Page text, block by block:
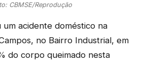
CBMSE/Reprodução
acidente doméstico na
no Bairro Industrial, em
do corpo queimado nesta